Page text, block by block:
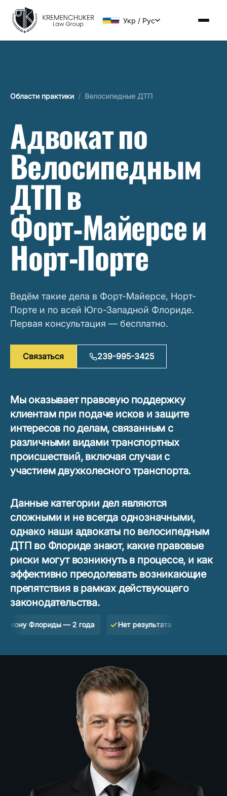
Укр / Рус
Области практики / Велосипедные ДТП
Адвокат по
Велосипедным
ДТП в
Форт‑Майерсе и
Норт-Порте
Ведём такие дела в Форт-Майерсе, Норт-
Порте и по всей Юго-Западной Флориде.
Первая консультация — бесплатно.
Связаться 239-995-3425
Мы оказывает правовую поддержку
клиентам при подаче исков и защите
интересов по делам, связанным с
различными видами транспортных
происшествий, включая случаи с
участием двухколесного транспорта.
Данные категории дел являются
сложными и не всегда однозначными,
однако наши адвокаты по велосипедным
ДТП во Флориде знают, какие правовые
риски могут возникнуть в процессе, и как
эффективно преодолевать возникающие
препятствия в рамках действующего
законодательства.
Флориды — 2 года Нет результата — нет оплаты